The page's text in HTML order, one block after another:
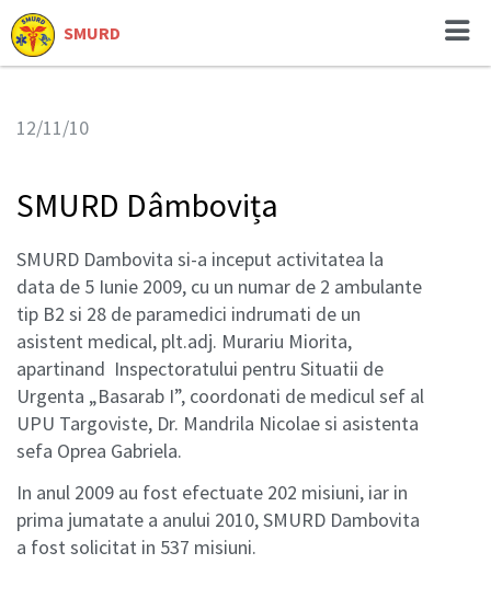
SMURD
12/11/10
SMURD Dâmbovița
SMURD Dambovita si-a inceput activitatea la
data de 5 Iunie 2009, cu un numar de 2 ambulante
tip B2 si 28 de paramedici indrumati de un
asistent medical, plt.adj. Murariu Miorita,
apartinand Inspectoratului pentru Situatii de
Urgenta „Basarab I”, coordonati de medicul sef al
UPU Targoviste, Dr. Mandrila Nicolae si asistenta
sefa Oprea Gabriela.
In anul 2009 au fost efectuate 202 misiuni, iar in
prima jumatate a anului 2010, SMURD Dambovita
a fost solicitat in 537 misiuni.